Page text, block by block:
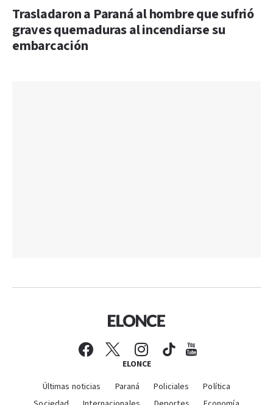
Trasladaron a Paraná al hombre que sufrió
graves quemaduras al incendiarse su
embarcación
ELONCE
Últimas noticias Paraná Policiales
Política